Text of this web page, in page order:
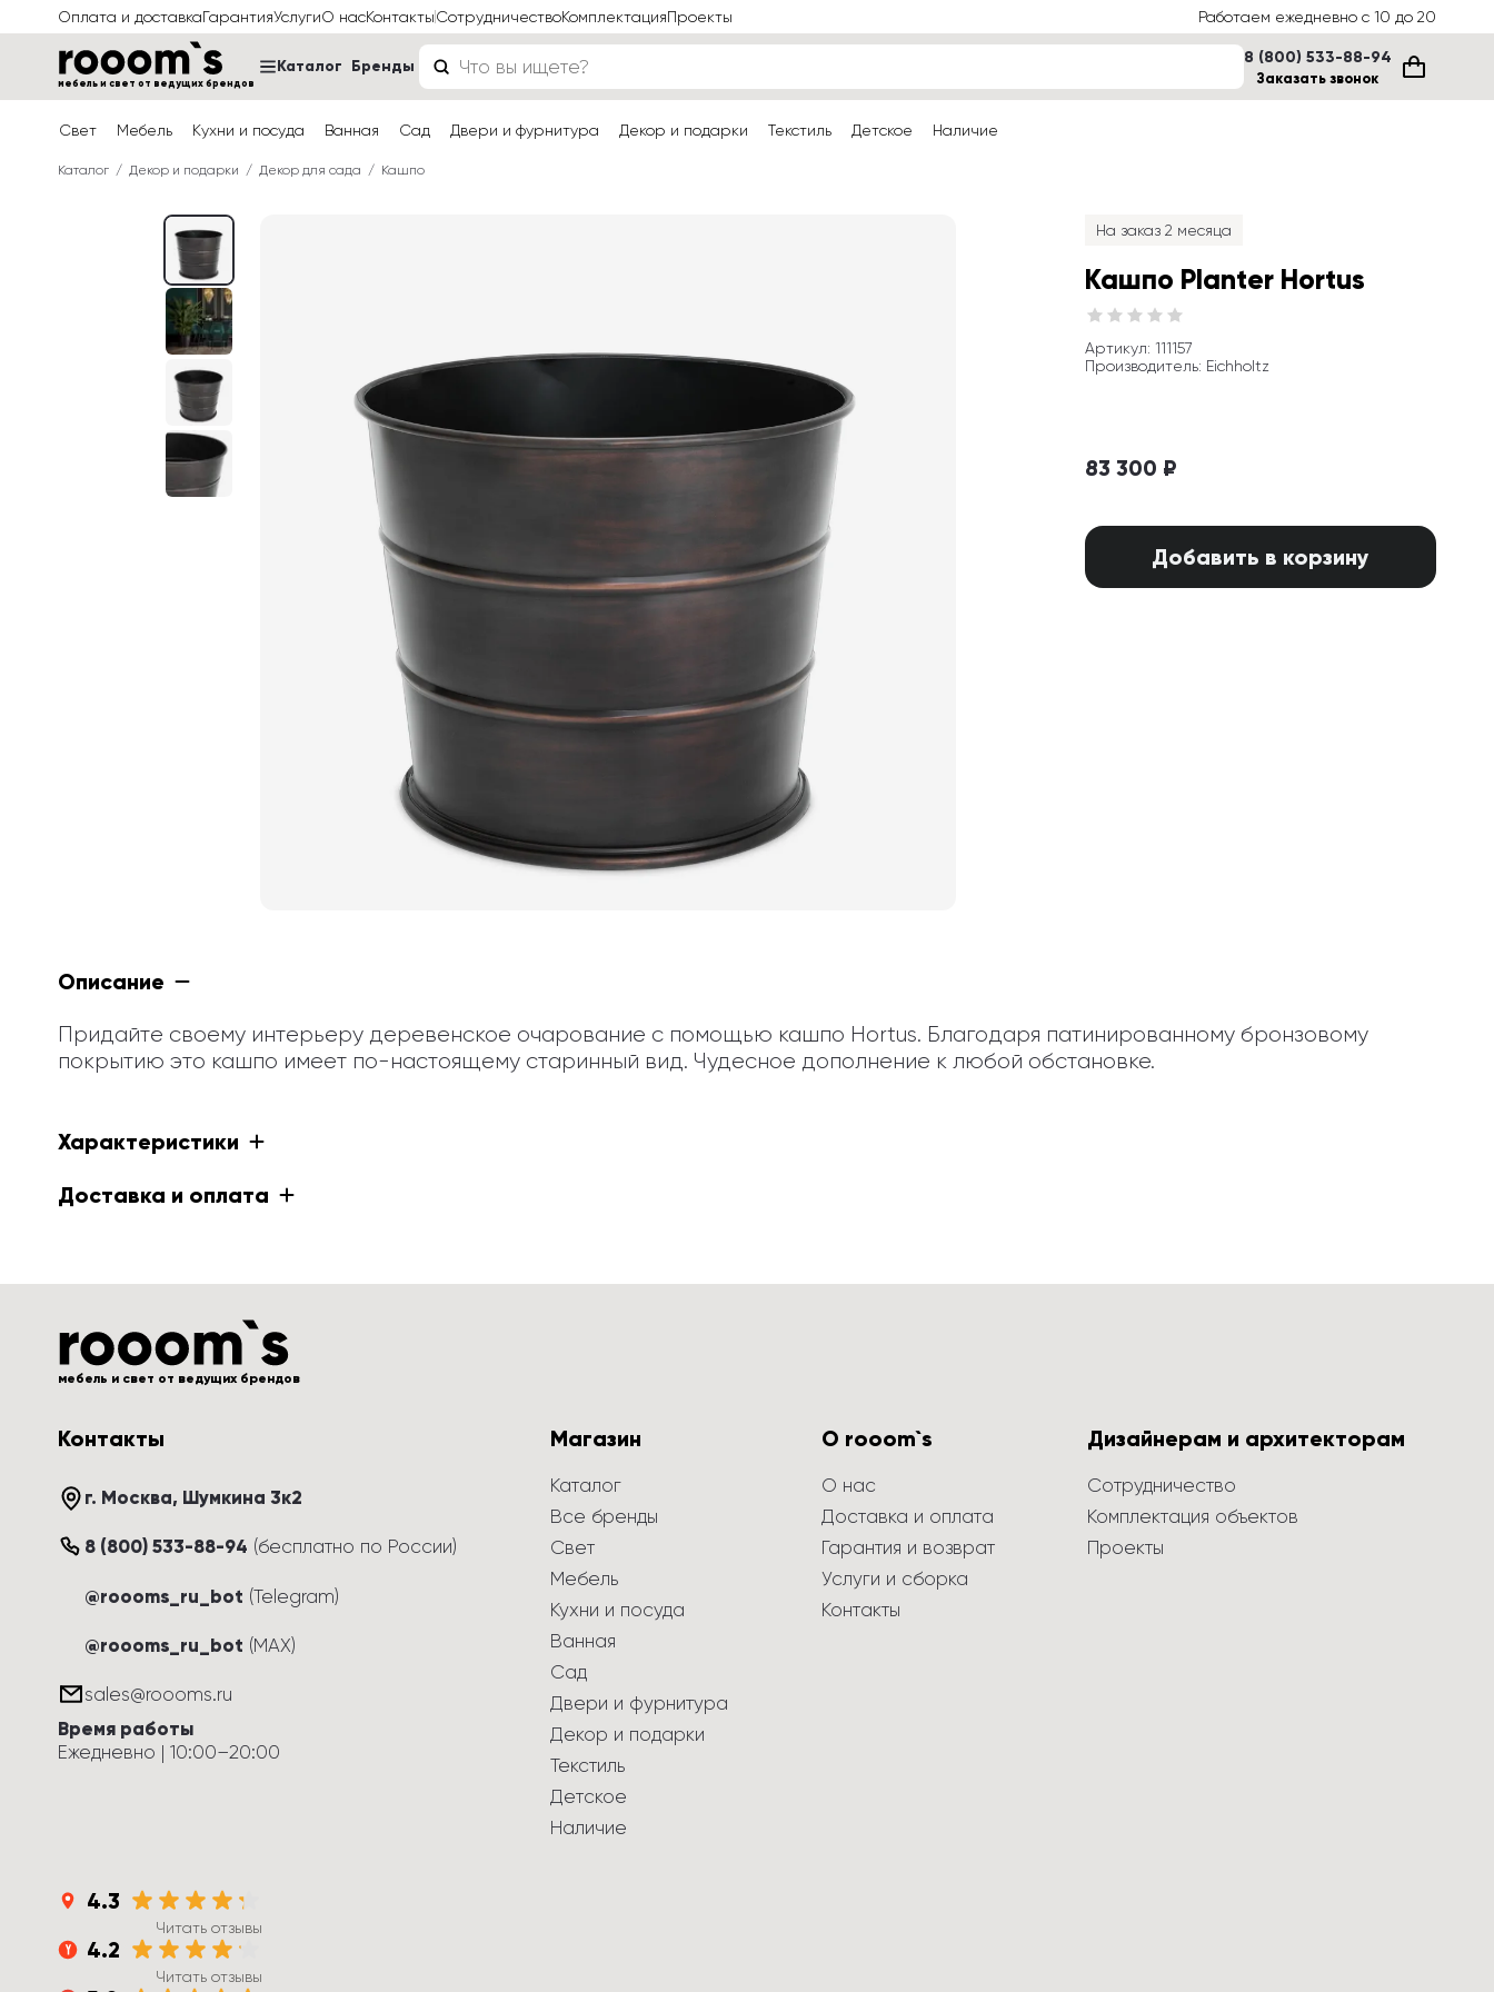
Оплата и доставкаГарантияУслугиО насКонтактыСотрудничествоКомплектацияПроекты Работаем ежедневно с 10 до 20
мебель и свет от ведущих брендов
Каталог Бренды 8 (800) 533-88-94
Заказать звонок
Свет Мебель Кухни и посуда Ванная Сад Двери и фурнитура Декор и подарки Текстиль Детское Наличие
Каталог Декор и подарки Декор для сада Кашпо
На заказ 2 месяца
Кашпо Planter Hortus
Артикул: 111157
Производитель: Eichholtz
83 300 ₽
Добавить в корзину
Описание
Придайте своему интерьеру деревенское очарование с помощью кашпо Hortus. Благодаря патинированному бронзовому
покрытию это кашпо имеет по-настоящему старинный вид. Чудесное дополнение к любой обстановке.
Характеристики
Доставка и оплата
мебель и свет от ведущих брендов
Контакты
г. Москва, Шумкина 3к2
8 (800) 533-88-94 (бесплатно по России)
@roooms_ru_bot (Telegram)
@roooms_ru_bot (MAX)
sales@roooms.ru
Время работы
Ежедневно | 10:00–20:00
4.3
Читать отзывы
4.2
Читать отзывы
Магазин
Каталог
Все бренды
Свет
Мебель
Кухни и посуда
Ванная
Сад
Двери и фурнитура
Декор и подарки
Текстиль
Детское
Наличие
О rooom`s
О нас
Доставка и оплата
Гарантия и возврат
Услуги и сборка
Контакты
Дизайнерам и архитекторам
Сотрудничество
Комплектация объектов
Проекты